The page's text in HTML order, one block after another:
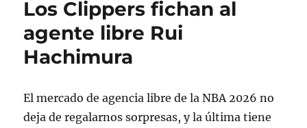
Los Clippers fichan al
agente libre Rui
Hachimura
El mercado de agencia libre de la NBA 2026 no
deja de regalarnos sorpresas, y la última tiene